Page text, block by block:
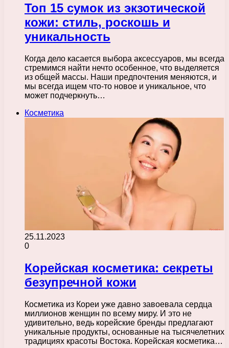
Топ 15 сумок из экзотической
кожи: стиль, роскошь и
уникальность
Когда дело касается выбора аксессуаров, мы всегда
стремимся найти нечто особенное, что выделяется
из общей массы. Наши предпочтения меняются, и
мы всегда ищем что-то новое и уникальное, что
может подчеркнуть…
Косметика
25.11.2023
0
Корейская косметика: секреты
безупречной кожи
Косметика из Кореи уже давно завоевала сердца
миллионов женщин по всему миру. И это не
удивительно, ведь корейские бренды предлагают
уникальные продукты, основанные на тысячелетних
традициях красоты Востока. Корейская косметика…